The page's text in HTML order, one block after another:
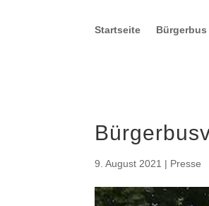
Startseite Bürgerbus
9. August 2021 | Presse